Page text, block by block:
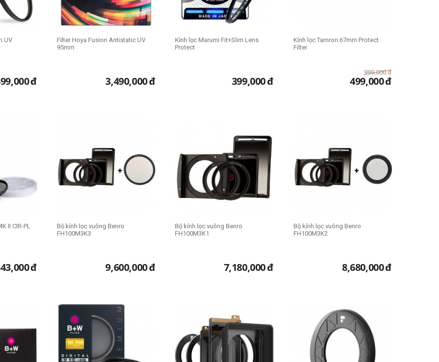
UV
đ
Filter Hoya Fusion Antistatic UV
95mm
3,490,000đ
Kính lọc Marumi Fit+Slim Lens
Protect
399,000đ
Kính lọc Tamron 67mm Protect
Filter
999,000 đ
499,000đ
II CIR-PL
đ
Bộ kính lọc vuông Benro
FH100M3K3
9,600,000đ
Bộ kính lọc vuông Benro
FH100M3K1
7,180,000đ
Bộ kính lọc vuông Benro
FH100M3K2
8,680,000đ